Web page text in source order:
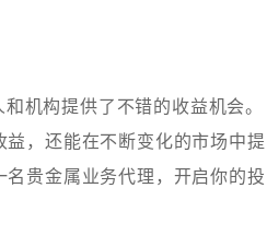
机构提供了不错的收益机会。
，还能在不断变化的市场中提
贵金属业务代理，开启你的投